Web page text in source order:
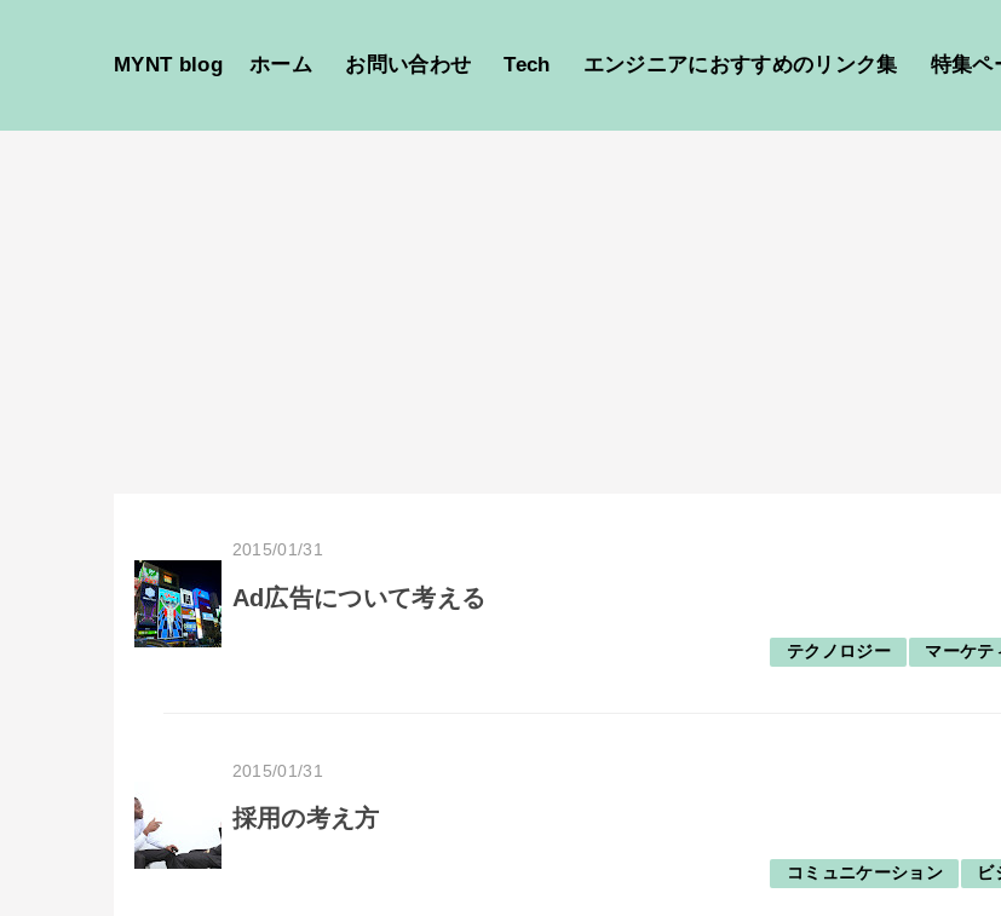
MYNT blog ホーム お問い合わせ Tech エンジニアにおすすめのリンク集 特集ペ
2015/01/31
Ad広告について考える
テクノロジー マーケテ
2015/01/31
採用の考え方
コミュニケーション ビ